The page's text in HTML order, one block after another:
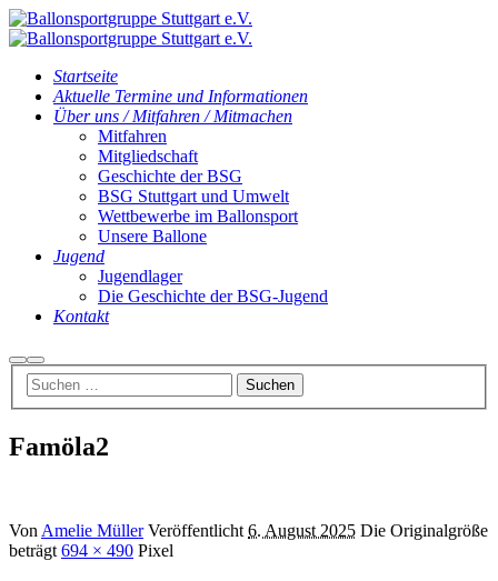
Startseite
Aktuelle Termine und Informationen
Über uns / Mitfahren / Mitmachen
Mitfahren
Mitgliedschaft
Geschichte der BSG
BSG Stuttgart und Umwelt
Wettbewerbe im Ballonsport
Unsere Ballone
Jugend
Jugendlager
Die Geschichte der BSG-Jugend
Kontakt
Suchen
Hauptmenü
Famöla2
VonAmelie Müller Veröffentlicht6. August 2025 Die Originalgröße
beträgt694 × 490 Pixel